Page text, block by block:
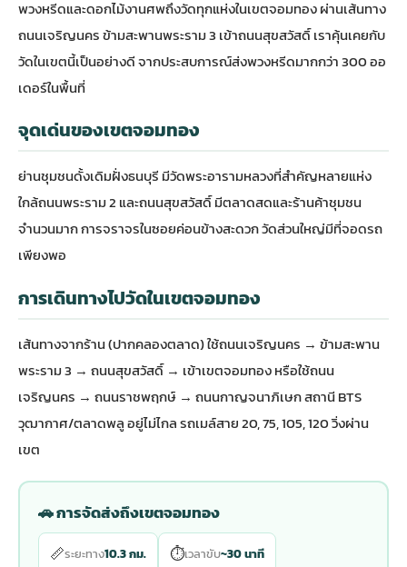
พวงหรีดและดอกไม้งานศพถึงวัดทุกแห่งในเขตจอมทอง ผ่านเส้นทาง
ถนนเจริญนคร ข้ามสะพานพระราม 3 เข้าถนนสุขสวัสดิ์ เราคุ้นเคยกับ
วัดในเขตนี้เป็นอย่างดี จากประสบการณ์ส่งพวงหรีดมากกว่า 300 ออ
เดอร์ในพื้นที่
จุดเด่นของเขตจอมทอง
ย่านชุมชนดั้งเดิมฝั่งธนบุรี มีวัดพระอารามหลวงที่สำคัญหลายแห่ง
ใกล้ถนนพระราม 2 และถนนสุขสวัสดิ์ มีตลาดสดและร้านค้าชุมชน
จำนวนมาก การจราจรในซอยค่อนข้างสะดวก วัดส่วนใหญ่มีที่จอดรถ
เพียงพอ
การเดินทางไปวัดในเขตจอมทอง
เส้นทางจากร้าน (ปากคลองตลาด) ใช้ถนนเจริญนคร → ข้ามสะพาน
พระราม 3 → ถนนสุขสวัสดิ์ → เข้าเขตจอมทอง หรือใช้ถนน
เจริญนคร → ถนนราชพฤกษ์ → ถนนกาญจนาภิเษก สถานี BTS
วุฒากาศ/ตลาดพลู อยู่ไม่ไกล รถเมล์สาย 20, 75, 105, 120 วิ่งผ่าน
เขต
🚗 การจัดส่งถึงเขตจอมทอง
📏ระยะทาง10.3 กม. ⏱เวลาขับ~30 นาที